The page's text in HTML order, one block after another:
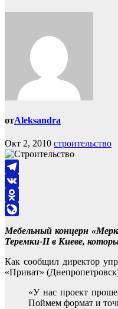
отAleksandra
Окт 2, 2010 строительство
Telegram
VK
Odnoklassniki
Мебельный концерн
Теремки-II в Киеве,
Как сообщил директор
«Приват»
«У нас проект
Поймем формат и